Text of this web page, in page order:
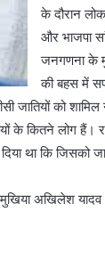
के दौरान
और भाजपा
जनगणना के
की बहस में
को शामिल
के कितने लोग हैं।
था कि जिसको
मुखिया अखिलेश